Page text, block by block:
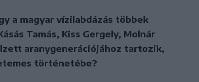
a magyar vízilabdázás többek
Tamás, Kiss Gergely, Molnár
aranygenerációjához tartozik,
történetébe?